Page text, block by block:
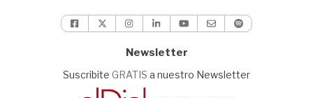
Newsletter
Suscribite GRATIS a nuestro Newsletter